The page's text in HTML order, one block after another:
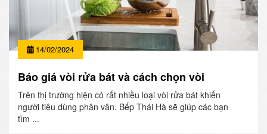
14/02/2024
Báo giá vòi rửa bát và cách chọn vòi
Trên thị trường hiện có rất nhiều loại vòi rửa bát khiến
người tiêu dùng phân vân. Bếp Thái Hà sẽ giúp các bạn
tìm ...